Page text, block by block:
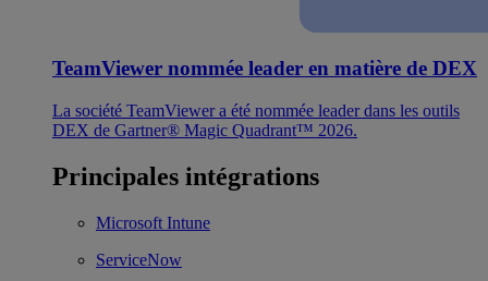
TeamViewer nommée leader en matière de DEX
La société TeamViewer a été nommée leader dans les outils
DEX de Gartner® Magic Quadrant™ 2026.
Principales intégrations
Microsoft Intune
ServiceNow